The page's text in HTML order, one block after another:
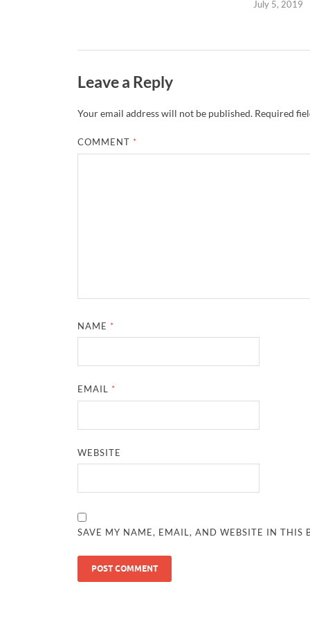
July 5, 2019
Leave a Reply
Your email address will not be published. Required
COMMENT *
NAME *
EMAIL *
WEBSITE
SAVE MY NAME, EMAIL, AND WEBSITE IN THIS